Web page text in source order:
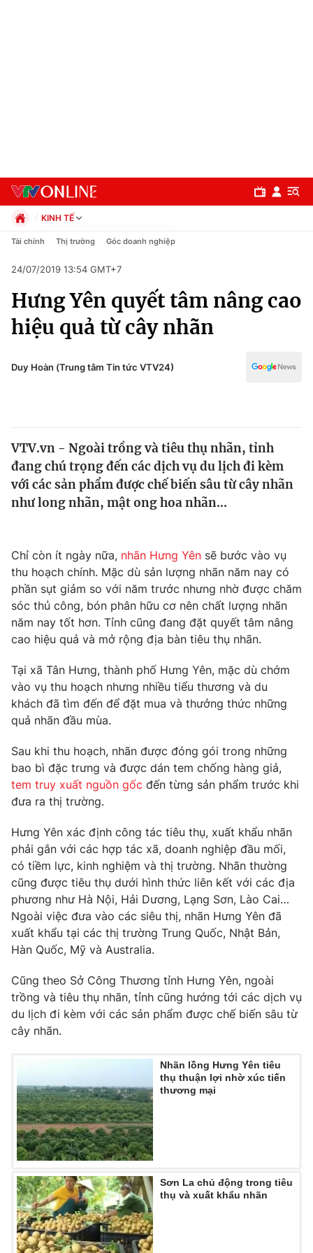
Chuyên mục
Chính trị
Thế giới
Tin tức
Câu chuyện quốc tế
Tài chính
Thị trường
Góc doanh nghiệp
Dữ liệu và đời sống
Truyền hình
Phim VTV
Nhân vật
Khán giả
Giải trí
Điện ảnh
Âm nhạc
Sao
Đời sống
Du lịch
Chất lượng cuộc sống
Giáo dục
Tuyển sinh
Học trực tuyến
Công nghệ
Hitech Công nghệ tương lai
Thị trường
Tư vấn
Giao lưu trực tuyến
Lịch phát sóng
Chuyên mục khác
Emagazine Podcast
Video Shorts video
VTV Sức khoẻ Bất động sản
Thị trường 24h Tấm lòng Việt
VTV4 Vươn mình bằng AI
VTV9 VTV8
Liên hệ tòa soạn English
KINH TẾ
Chính trị
Pháp luật
Kinh tế
Thể thao
Truyền hình
Y tế
Tài chính Thị trường Góc doanh nghiệp
24/07/2019 13:54 GMT+7
Hưng Yên quyết tâm nâng cao
hiệu quả từ cây nhãn
Duy Hoàn (Trung tâm Tin tức VTV24)
VTV.vn - Ngoài trồng và tiêu thụ nhãn, tỉnh
đang chú trọng đến các dịch vụ du lịch đi kèm
với các sản phẩm được chế biến sâu từ cây nhãn
như long nhãn, mật ong hoa nhãn...
Chỉ còn ít ngày nữa, nhãn Hưng Yên sẽ bước vào vụ
thu hoạch chính. Mặc dù sản lượng nhãn năm nay có
phần sụt giảm so với năm trước nhưng nhờ được chăm
sóc thủ công, bón phân hữu cơ nên chất lượng nhãn
năm nay tốt hơn. Tỉnh cũng đang đặt quyết tâm nâng
cao hiệu quả và mở rộng địa bàn tiêu thụ nhãn.
Tại xã Tân Hưng, thành phố Hưng Yên, mặc dù chớm
vào vụ thu hoạch nhưng nhiều tiểu thương và du
khách đã tìm đến để đặt mua và thưởng thức những
quả nhãn đầu mùa.
Sau khi thu hoạch, nhãn được đóng gói trong những
bao bì đặc trưng và được dán tem chống hàng giả,
tem truy xuất nguồn gốc đến từng sản phẩm trước khi
đưa ra thị trường.
Hưng Yên xác định công tác tiêu thụ, xuất khẩu nhãn
phải gắn với các hợp tác xã, doanh nghiệp đầu mối,
có tiềm lực, kinh nghiệm và thị trường. Nhãn thường
cũng được tiêu thụ dưới hình thức liên kết với các địa
phương như Hà Nội, Hải Dương, Lạng Sơn, Lào Cai…
Ngoài việc đưa vào các siêu thị, nhãn Hưng Yên đã
xuất khẩu tại các thị trường Trung Quốc, Nhật Bản,
Hàn Quốc, Mỹ và Australia.
Cũng theo Sở Công Thương tỉnh Hưng Yên, ngoài
trồng và tiêu thụ nhãn, tỉnh cũng hướng tới các dịch vụ
du lịch đi kèm với các sản phẩm được chế biến sâu từ
cây nhãn.
Nhãn lồng Hưng Yên tiêu
thụ thuận lợi nhờ xúc tiến
thương mại
Sơn La chủ động trong tiêu
thụ và xuất khẩu nhãn